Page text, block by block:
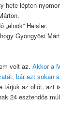
hete lépten-
„elnök” Heisler.
Gyöngyösi
volt az.Akkor a
bár ezt sokan
tárjuk az ollót, azt
24 esztendős